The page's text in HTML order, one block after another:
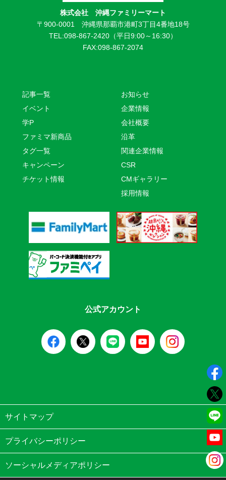
株式会社 沖縄ファミリーマート
〒900-0001 沖縄県那覇市港町3丁目4番地18号
TEL:098-867-2420（平日9:00～16:30）
FAX:098-867-2074
記事一覧
イベント
学P
ファミマ新商品
タグ一覧
キャンペーン
チケット情報
お知らせ
企業情報
会社概要
沿革
関連企業情報
CSR
CMギャラリー
採用情報
公式アカウント
サイトマップ
プライバシーポリシー
ソーシャルメディアポリシー